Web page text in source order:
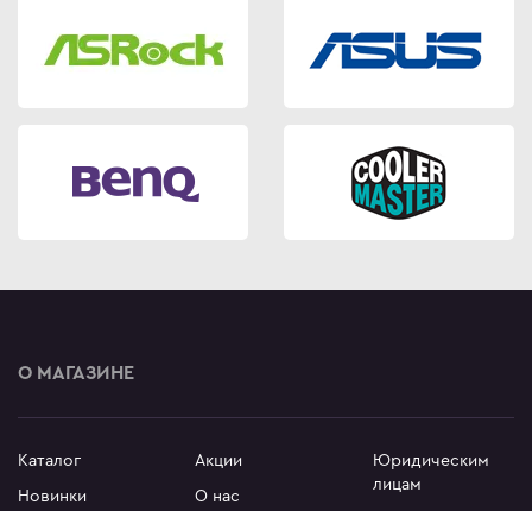
О МАГАЗИНЕ
Каталог
Новинки
Акции
О нас
Юридическим
лицам